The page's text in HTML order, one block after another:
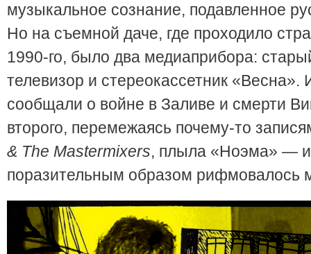
музыкальное сознание, подавленное
Но на съемной даче, где проходило
1990-го, было два медиаприбора:
телевизор и стереокассетник «Весна».
сообщали о войне в Заливе и смерти
второго, перемежаясь почему-то
& The Mastermixers, плыла «Ноэма» — и
поразительным образом рифмовалось